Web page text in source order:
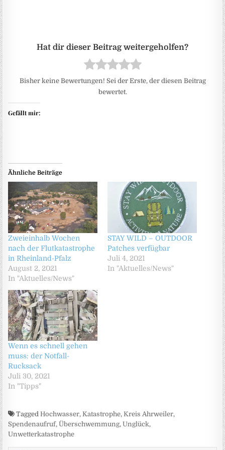
Bisher keine Bewertungen! Sei der Erste, der diesen Beitrag
bewertet.
Gefällt mir:
Ähnliche Beiträge
Zweieinhalb Wochen
nach der Flutkatastrophe
in Rheinland-Pfalz
August 2, 2021
In "Aktuelles/News"
STAY WILD – OUTDOOR
Patches verfügbar
Juli 4, 2021
In "Aktuelles/News"
Wenn es schnell gehen
muss: der Notfall-
Rucksack
Juli 30, 2021
In "Tipps"
Tagged Hochwasser,Katastrophe,Kreis Ahrweiler,
Spendenaufruf,Überschwemmung,Unglück,
Unwetterkatastrophe